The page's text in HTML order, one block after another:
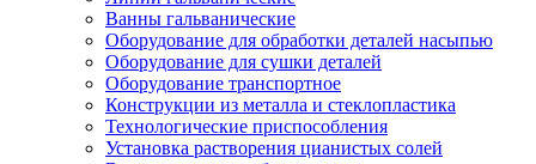
Ванны гальванические
Оборудование для обработки деталей насыпью
Оборудование для сушки деталей
Оборудование транспортное
Конструкции из металла и стеклопластика
Технологические приспособления
Установка растворения цианистых солей